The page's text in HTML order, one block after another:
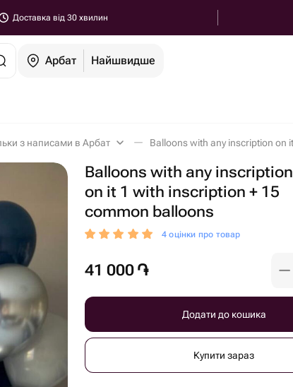
Доставка від 30 хвилин
Арбат Найшвидше
з написами в Арбат
Balloons with any inscription
on it 1 with inscription + 15
common balloons
4 оцінки про товар
41 000 ֏
Додати до кошика
Купити зараз